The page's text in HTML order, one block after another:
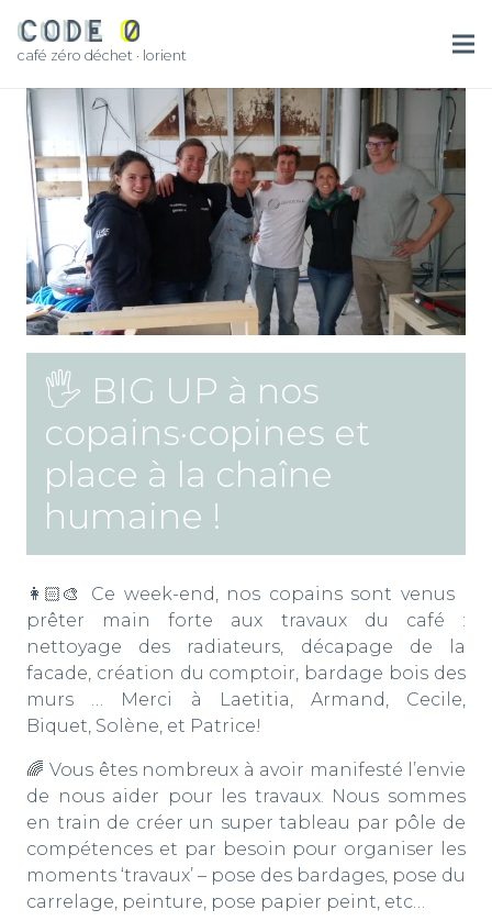
café zéro déchet · lorient
🖐 BIG UP à nos
copains·copines et
place à la chaîne
humaine !
👩🏻‍🎨 Ce week-end, nos copains sont venus
prêter main forte aux travaux du café :
nettoyage des radiateurs, décapage de la
facade, création du comptoir, bardage bois des
murs … Merci à Laetitia, Armand, Cecile,
Biquet, Solène, et Patrice!
🌈 Vous êtes nombreux à avoir manifesté l’envie
de nous aider pour les travaux. Nous sommes
en train de créer un super tableau par pôle de
compétences et par besoin pour organiser les
moments ‘travaux’ – pose des bardages, pose du
carrelage, peinture, pose papier peint, etc…